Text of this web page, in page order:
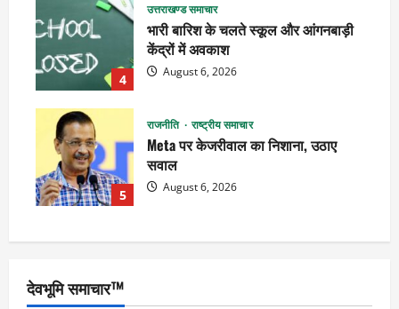
4
उत्तराखण्ड समाचार
भारी बारिश के चलते स्कूल और आंगनबाड़ी
केंद्रों में अवकाश
August 6, 2026
5
राजनीति राष्ट्रीय समाचार
Meta पर केजरीवाल का निशाना, उठाए
सवाल
August 6, 2026
देवभूमि समाचार™